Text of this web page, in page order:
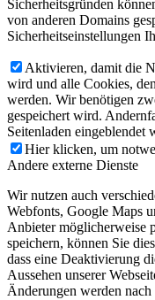
Sicherheitsgründen
von anderen Domains
Sicherheitseinstellungen
Aktivieren, damit die
wird und alle Cookies,
werden. Wir benötigen
gespeichert wird.
Seitenladen eingeblendet
Hier klicken, um
Andere externe Dienste
Wir nutzen auch
Webfonts, Google Maps
Anbieter möglicherweise
speichern, können Sie
dass eine Deaktivierung
Aussehen unserer
Änderungen werden